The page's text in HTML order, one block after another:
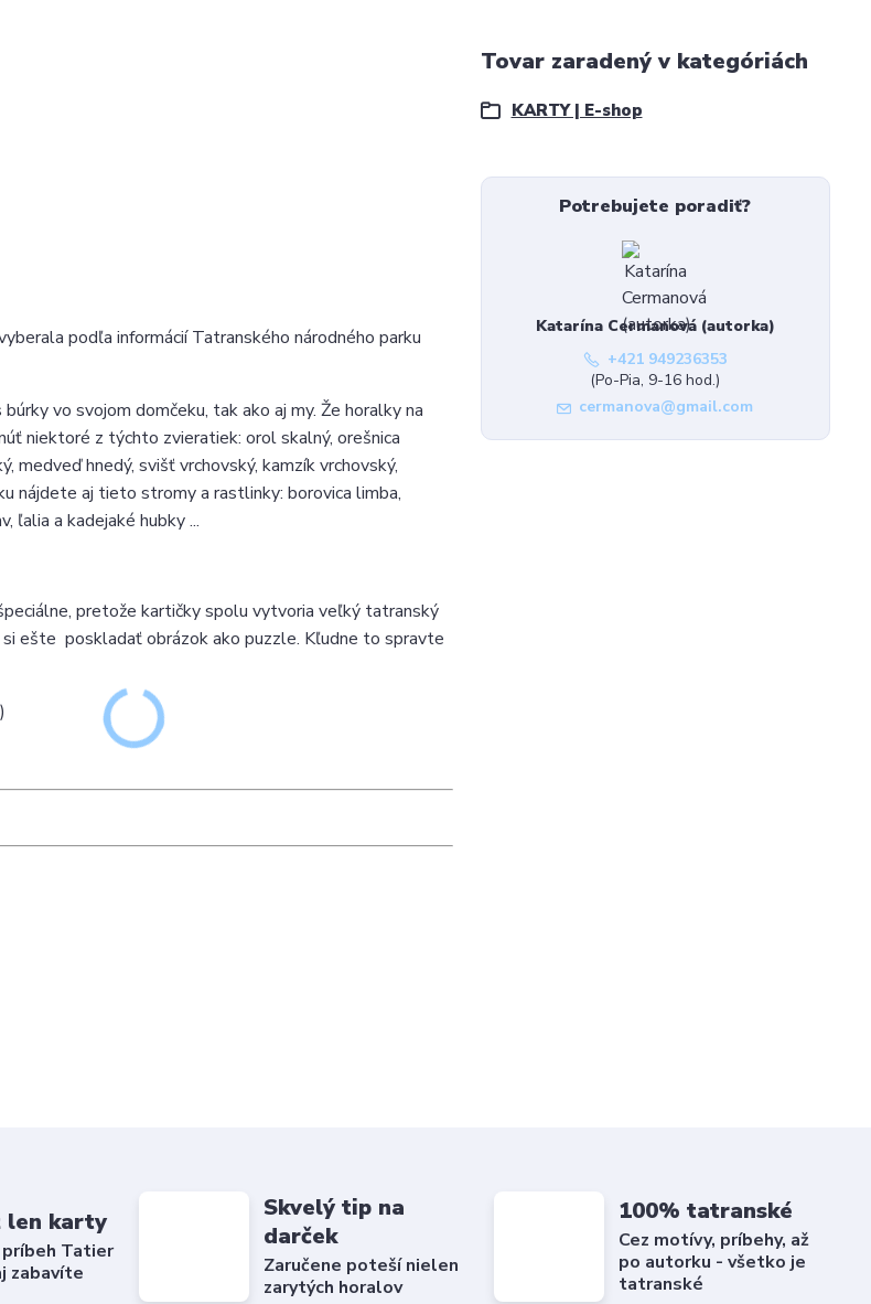
podľa informácií Tatranského národného parku
vo svojom domčeku, tak ako aj my. Že horalky na
niektoré z týchto zvieratiek: orol skalný, orešnica
medveď hnedý, svišť vrchovský, kamzík vrchovský,
nájdete aj tieto stromy a rastlinky: borovica limba,
ľalia a kadejaké hubky ...
pretože kartičky spolu vytvoria veľký tatranský
ešte poskladať obrázok ako puzzle. Kľudne to spravte
Tovar zaradený v kategóriách
KARTY | E-shop
Potrebujete poradiť?
Katarína Cermanová (autorka)
+421 949236353
(Po-Pia, 9-16 hod.)
cermanova@gmail.com
len karty
Tatier
zabavíte
Skvelý tip na
darček
Zaručene poteší nielen
zarytých horalov
100% tatranské
Cez motívy, príbehy, až
po autorku - všetko je
tatranské